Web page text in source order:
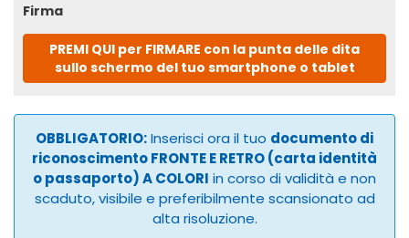
Firma
PREMI QUI per FIRMARE con la punta delle dita
sullo schermo del tuo smartphone o tablet
OBBLIGATORIO:Inserisci ora il tuo documento di
riconoscimento FRONTE E RETRO (carta identità
o passaporto) A COLORI in corso di validità e non
scaduto, visibile e preferibilmente scansionato ad
alta risoluzione.